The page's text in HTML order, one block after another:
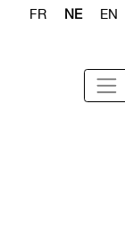
FR NE EN